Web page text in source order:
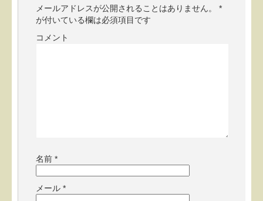
メールアドレスが公開されることはありません。
*
が付いている欄は必須項目です
コメント
名前 *
メール *